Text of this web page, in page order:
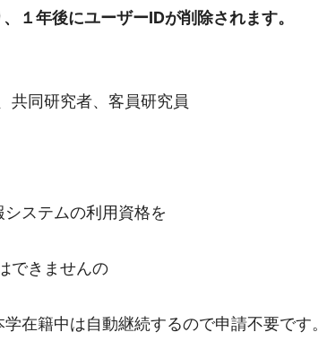
１年後にユーザーIDが削除されます。
共同研究者、客員研究員
ステムの利用資格を
できませんの
在籍中は自動継続するので申請不要です。